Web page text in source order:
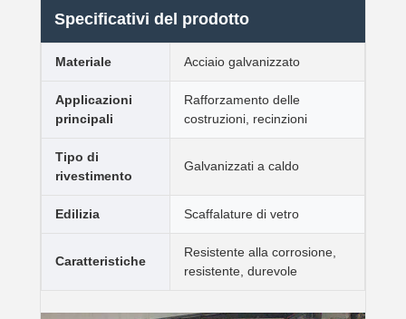
Specificativi del prodotto
Materiale Acciaio galvanizzato
Applicazioni
principali
Rafforzamento delle
costruzioni, recinzioni
Tipo di
rivestimento
Galvanizzati a caldo
Edilizia Scaffalature di vetro
Caratteristiche
Resistente alla corrosione,
resistente, durevole